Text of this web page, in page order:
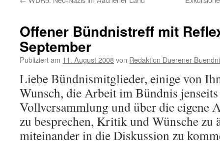
Offener Bündnistreff mit
September
Publiziert am 11. August 2008von Redaktion Duerener
Liebe Bündnismitglieder, einige von
Wunsch, die Arbeit im Bündnis
Vollversammlung und über die eigene
zu besprechen, Kritik und Wünsche zu
miteinander in die Diskussion zu